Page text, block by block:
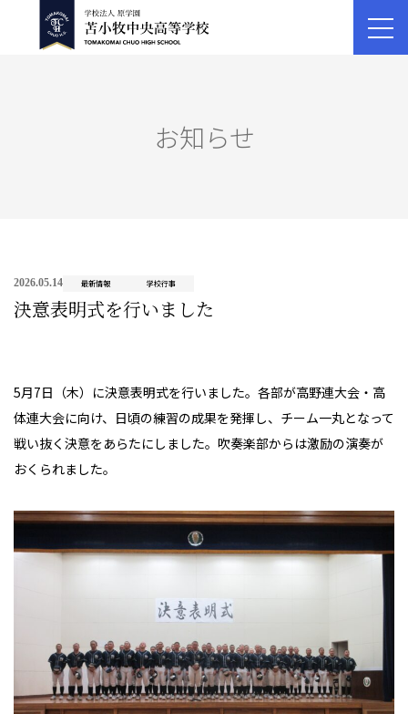
お知らせ
2026.05.14 最新情報 学校行事
決意表明式を行いました
5月7日（木）に決意表明式を行いました。各部が高野連大会・高
体連大会に向け、日頃の練習の成果を発揮し、チーム一丸となって
戦い抜く決意をあらたにしました。吹奏楽部からは激励の演奏が
おくられました。